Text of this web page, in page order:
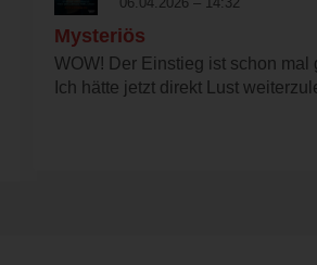
Mysteriös
WOW! Der Einstieg ist schon mal
Ich hätte jetzt direkt Lust